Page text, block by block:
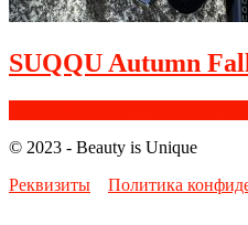
SUQQU Autumn
© 2023 - Beauty is Unique
Реквизиты
Политика